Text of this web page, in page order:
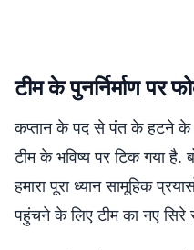
टीम के पुनर्निर्माण पर
कप्तान के पद से पंत के हटने के
टीम के भविष्य पर टिक गया
हमारा पूरा ध्यान सामूहिक
पहुंचने के लिए टीम का नए सिरे